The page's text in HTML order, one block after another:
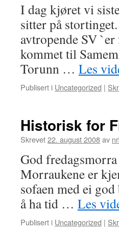
I dag kjøret vi
sitter på
avtropende SV
kommet til
Torunn … Les
Publisert i Uncategorized |
Historisk for
Skrevet22. august 2008av
God
Morraukene er
sofaen med ei
å ha tid … Les
Publisert i Uncategorized |